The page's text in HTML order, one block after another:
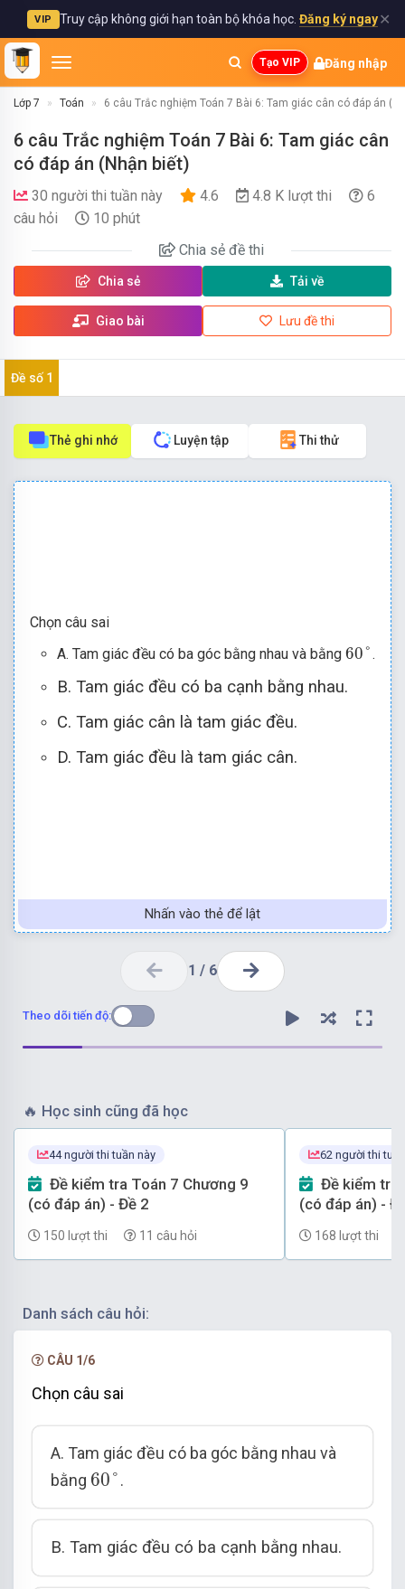
VIP Truy cập không giới hạn toàn bộ khóa học. Đăng ký ngay✕
Tạo VIP Đăng nhập
Lớp 7 Toán 6 câu Trắc nghiệm Toán 7 Bài 6: Tam giác cân có đáp án
6 câu Trắc nghiệm Toán 7 Bài 6: Tam giác cân
có đáp án (Nhận biết)
30 người thi tuần này 4.6 4.8 K lượt thi
6
câu hỏi
10 phút
Chia sẻ đề thi
Chia sẻ
Giao bài
Tải về
Lưu đề thi
Đề số 1
Thẻ ghi nhớ Luyện tập Thi thử
Chọn câu sai
A. Tam giác đều có ba góc bằng nhau và bằng 60°
60° .
B. Tam giác đều có ba cạnh bằng nhau.
C. Tam giác cân là tam giác đều.
D. Tam giác đều là tam giác cân.
Nhấn vào thẻ để lật
Trong tam giác đều, mỗi góc bằng
NênA, Bđúng.
Tam giác đều cũng là tam giác cân nhưng tam giác cân
chưa chắc là tam giác đều vì nó chỉ có hai cạnh bên
VậyC sai.
Theo dõi tiến độ:
1 / 6
🔥 Học sinh cũng đã học
44 người thi tuần này
(có đáp án) - Đề 2
150 lượt thi 11 câu hỏi
62 người thi
(có đáp án) -
168 lượt thi
Danh sách câu hỏi:
CÂU 1/6
Chọn câu sai
A. Tam giác đều có ba góc bằng nhau và
bằng 60°
60°.
B. Tam giác đều có ba cạnh bằng nhau.